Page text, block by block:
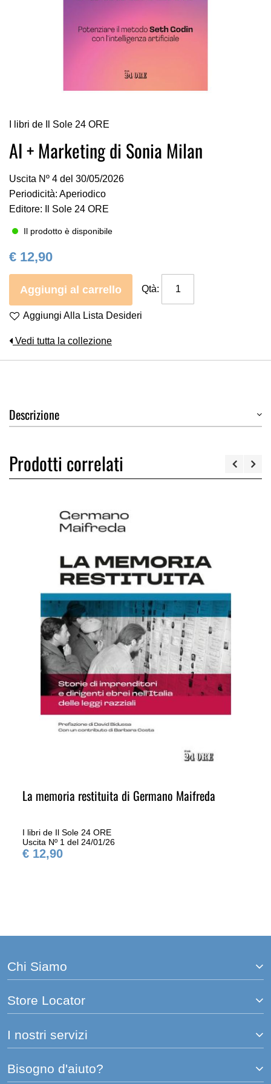
all'inizio
della
galleria
immagini
I libri de Il Sole 24 ORE
AI + Marketing di Sonia Milan
Uscita Nº 4 del 30/05/2026
Periodicità: Aperiodico
Editore: Il Sole 24 ORE
Il prodotto è disponibile
€ 12,90
Aggiungi al carrello Qtà:
Aggiungi Alla Lista Desideri
Vedi tutta la collezione
Descrizione
Prodotti correlati
La memoria restituita di Germano Maifreda
I libri de Il Sole 24 ORE
Uscita Nº 1 del 24/01/26
€ 12,90
Chi Siamo
Store Locator
I nostri servizi
Bisogno d'aiuto?